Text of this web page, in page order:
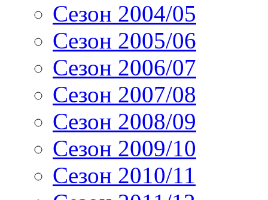
Сезон 2004/05
Сезон 2005/06
Сезон 2006/07
Сезон 2007/08
Сезон 2008/09
Сезон 2009/10
Сезон 2010/11